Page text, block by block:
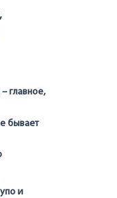
главное,
бывает
и